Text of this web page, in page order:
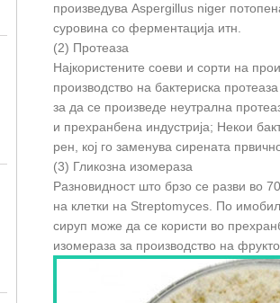
произведува Aspergillus niger
суровина со ферментација итн.
(2) Протеаза
Најкористените соеви и сорти на
производство на бактериска
за да се произведе неутрална
и прехранбена индустрија; Некои
рен, кој го заменува сирената
(3) Гликозна изомераза
Разновидност што брзо се разви во
на клетки на Streptomyces. По
сируп може да се користи во
изомераза за производство на